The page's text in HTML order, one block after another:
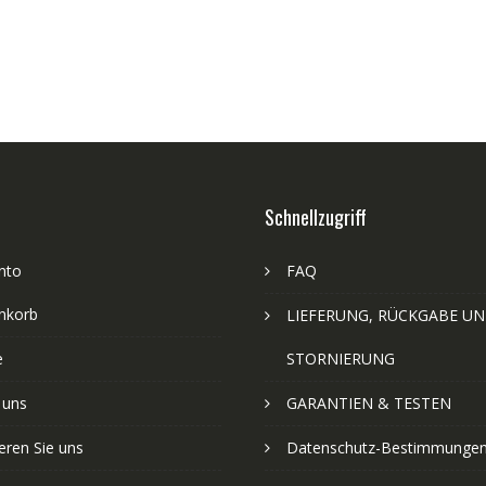
Sie uns
Schnellzugriff
FAQ
LIEFERUNG, RÜCKGABE
STORNIERUNG
GARANTIEN & TESTEN
Datenschutz-Bestimmungen